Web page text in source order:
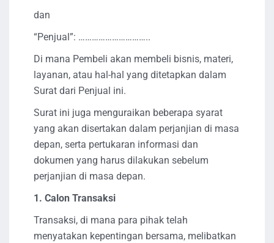
dan
“Penjual”: …………………………..
Di mana Pembeli akan membeli bisnis, materi,
layanan, atau hal-hal yang ditetapkan dalam
Surat dari Penjual ini.
Surat ini juga menguraikan beberapa syarat
yang akan disertakan dalam perjanjian di masa
depan, serta pertukaran informasi dan
dokumen yang harus dilakukan sebelum
perjanjian di masa depan.
1. Calon Transaksi
Transaksi, di mana para pihak telah
menyatakan kepentingan bersama, melibatkan